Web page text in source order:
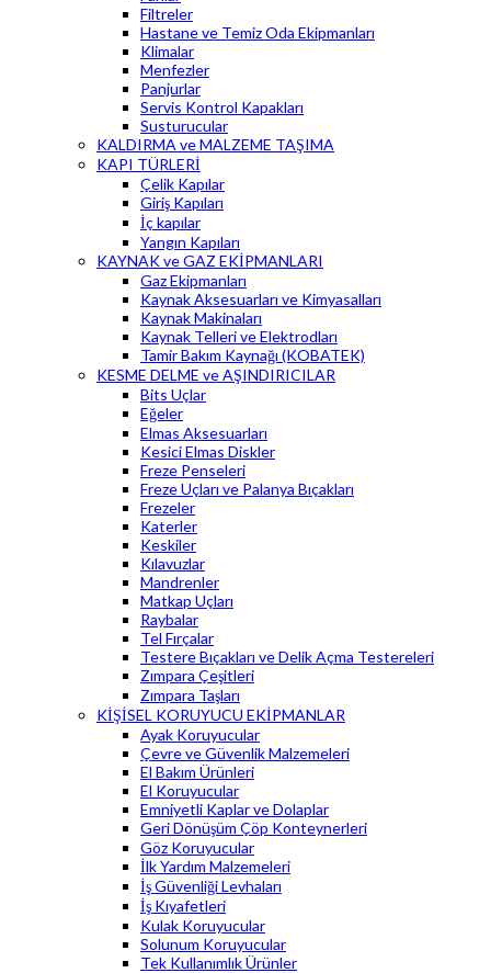
Filtreler
Hastane ve Temiz Oda Ekipmanları
Klimalar
Menfezler
Panjurlar
Servis Kontrol Kapakları
Susturucular
KALDIRMA ve MALZEME TAŞIMA
KAPI TÜRLERİ
Çelik Kapılar
Giriş Kapıları
İç kapılar
Yangın Kapıları
KAYNAK ve GAZ EKİPMANLARI
Gaz Ekipmanları
Kaynak Aksesuarları ve Kimyasalları
Kaynak Makinaları
Kaynak Telleri ve Elektrodları
Tamir Bakım Kaynağı (KOBATEK)
KESME DELME ve AŞINDIRICILAR
Bits Uçlar
Eğeler
Elmas Aksesuarları
Kesici Elmas Diskler
Freze Penseleri
Freze Uçları ve Palanya Bıçakları
Frezeler
Katerler
Keskiler
Kılavuzlar
Mandrenler
Matkap Uçları
Raybalar
Tel Fırçalar
Testere Bıçakları ve Delik Açma Testereleri
Zımpara Çeşitleri
Zımpara Taşları
KİŞİSEL KORUYUCU EKİPMANLAR
Ayak Koruyucular
Çevre ve Güvenlik Malzemeleri
El Bakım Ürünleri
El Koruyucular
Emniyetli Kaplar ve Dolaplar
Geri Dönüşüm Çöp Konteynerleri
Göz Koruyucular
İlk Yardım Malzemeleri
İş Güvenliği Levhaları
İş Kıyafetleri
Kulak Koruyucular
Solunum Koruyucular
Tek Kullanımlık Ürünler